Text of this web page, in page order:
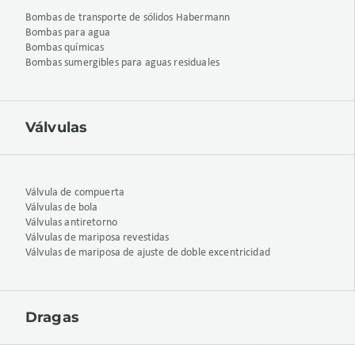
Bombas de transporte de sólidos Habermann
Bombas para agua
Bombas químicas
Bombas sumergibles para aguas residuales
Válvulas
Válvula de compuerta
Válvulas de bola
Válvulas antiretorno
Válvulas de mariposa revestidas
Válvulas de mariposa de ajuste de doble excentricidad
Dragas